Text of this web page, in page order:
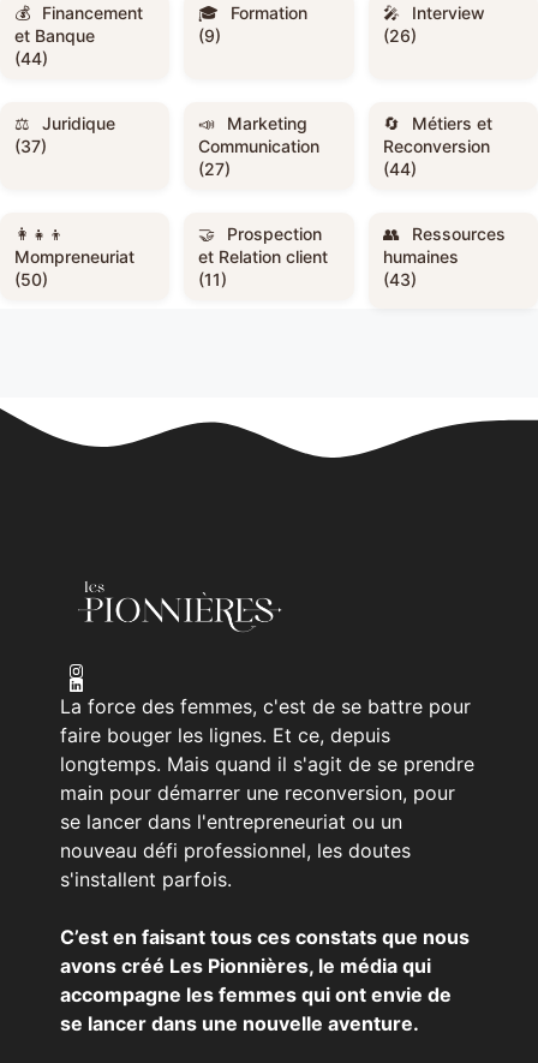
Financement
et Banque
(44)
Formation
(9)
Interview
(26)
Juridique
(37)
Marketing
Communication
(27)
Métiers et
Reconversion
(44)
Mompreneuriat
(50)
Prospection
et Relation client
(11)
Ressources
humaines
(43)
La force des femmes, c'est de se battre pour
faire bouger les lignes. Et ce, depuis
longtemps. Mais quand il s'agit de se prendre
main pour démarrer une reconversion, pour
se lancer dans l'entrepreneuriat ou un
nouveau défi professionnel, les doutes
s'installent parfois.
C’est en faisant tous ces constats que nous
avons créé Les Pionnières, le média qui
accompagne les femmes qui ont envie de
se lancer dans une nouvelle aventure.